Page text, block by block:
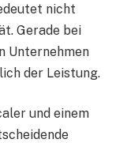
nicht
Gerade bei
Unternehmen
der Leistung.
und einem